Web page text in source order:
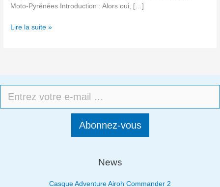
Moto-Pyrénées Introduction : Alors oui, […]
Lire la suite »
Abonnez-vous
News
Casque Adventure Airoh Commander 2